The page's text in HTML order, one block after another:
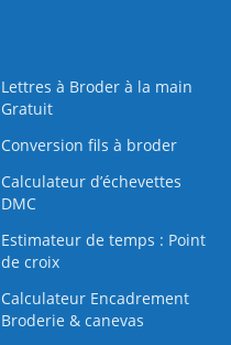
Lettres à Broder à la main
Gratuit
Conversion fils à broder
Calculateur d’échevettes
DMC
Estimateur de temps : Point
de croix
Calculateur Encadrement
Broderie & canevas